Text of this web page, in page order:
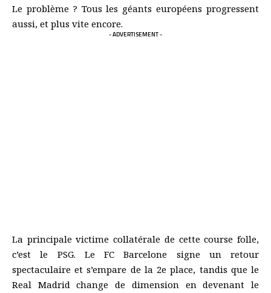
Le problème ? Tous les géants européens progressent
aussi, et plus vite encore.
- ADVERTISEMENT -
La principale victime collatérale de cette course folle,
c’est le PSG. Le FC Barcelone signe un retour
spectaculaire et s’empare de la 2e place, tandis que le
Real Madrid change de dimension en devenant le